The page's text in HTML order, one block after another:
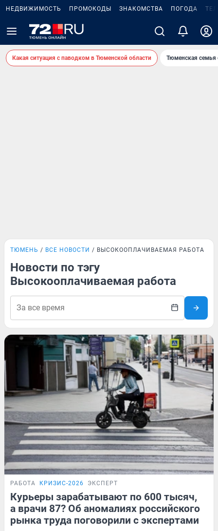
НЕДВИЖИМОСТЬ ПРОМОКОДЫ ЗНАКОМСТВА ПОГОДА
Какая ситуация с паводком в Тюменской области Тюменская семья
ТЮМЕНЬ ВСЕ НОВОСТИ ВЫСОКООПЛАЧИВАЕМАЯ РАБОТА
Новости по тэгу
Высокооплачиваемая работа
РАБОТА КРИЗИС-2026 ЭКСПЕРТ
Курьеры зарабатывают по 600 тысяч,
а врачи 87? Об аномалиях российского
рынка труда поговорили с экспертами